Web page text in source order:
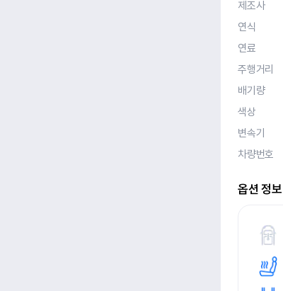
제조사
연식
연료
주행거리
배기량
색상
변속기
차량번호
옵션 정보